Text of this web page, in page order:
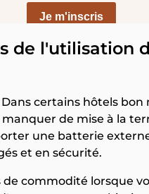
de l'utilisation
certains hôtels
de mise à la
une batterie
et en sécurité.
commodité lorsque